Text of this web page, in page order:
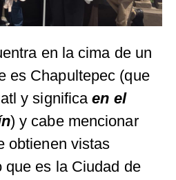
en la cima de un
es Chapultepec (que
y significaen el
) y cabe mencionar
obtienen vistas
que es la Ciudad de